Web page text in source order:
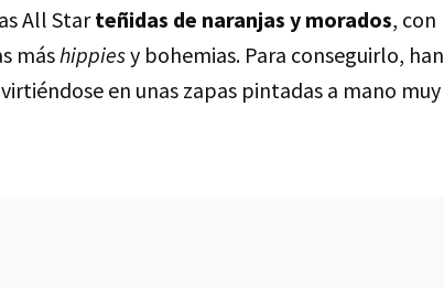
All Starteñidas de naranjas y morados, con
más hippiesy bohemias. Para conseguirlo, han
en unas zapas pintadas a mano muy